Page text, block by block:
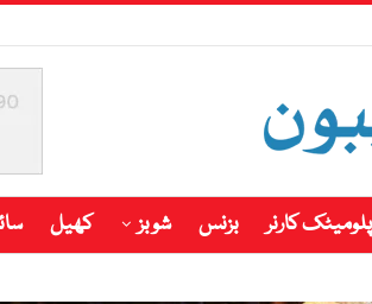
کارنر بزنس شوبز کھیل